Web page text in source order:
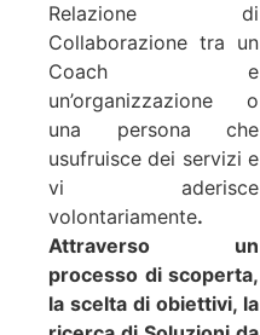
Relazione di
Collaborazione tra un
Coach e
un’organizzazione o
una persona che
usufruisce dei servizi e
vi aderisce
volontariamente.
Attraverso un
processo di scoperta,
la scelta di obiettivi, la